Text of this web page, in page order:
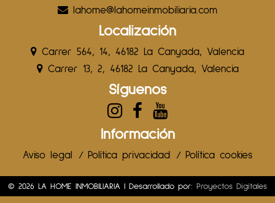
lahome@lahomeinmobiliaria.com
Localización
Carrer 564, 14, 46182 La Canyada, Valencia
Carrer 13, 2, 46182 La Canyada, Valencia
Síguenos
Información
Aviso legal / Política privacidad / Política cookies
© 2026 LA HOME INMOBILIARIA | Desarrollado por: Proyectos Digitales